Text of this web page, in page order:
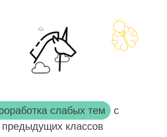
слабых тем
с
предыдущих классов